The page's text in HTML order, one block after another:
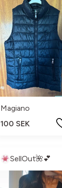
Magiano
100 SEK
SellOut🌺💕